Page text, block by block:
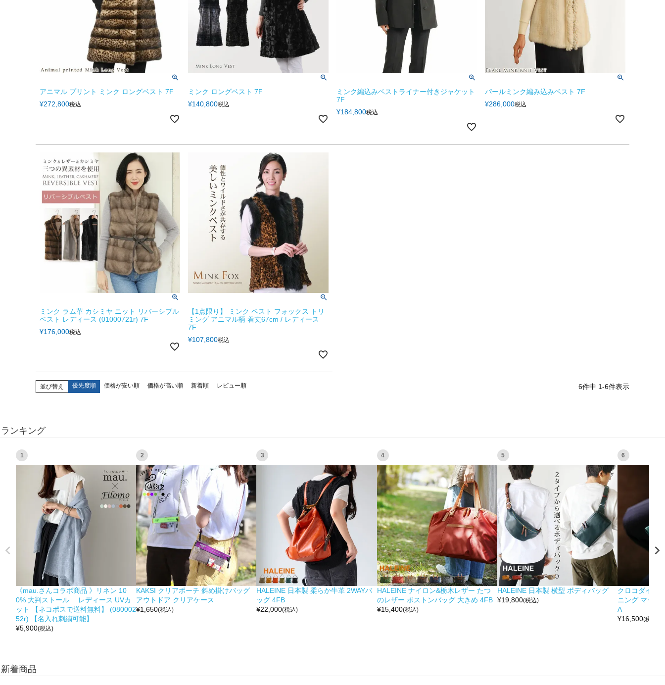
アニマル プリント ミンク ロングベスト 7F
¥272,800税込
ミンク ロングベスト 7F
¥140,800税込
ミンク編込みベストライナー付きジャケット
7F
¥184,800税込
パールミンク編み込みベスト 7F
¥286,000税込
ミンク ラム革 カシミヤ ニット リバーシブル
ベスト レディース (01000721r) 7F
¥176,000税込
【1点限り】 ミンク ベスト フォックス トリ
ミング アニマル柄 着丈67cm / レディース
7F
¥107,800税込
並び替え 優先度順 価格が安い順 価格が高い順 新着順 レビュー順 6件中 1-6件表示
ランキング
1
《mau.さんコラボ商品 》リネン 10
0% 大判ストール レディース UVカ
ット 【ネコポスで送料無料】 (080002
52r) 【名入れ刺繍可能】
¥5,900(税込)
2
KAKSI クリアポーチ 斜め掛けバッグ
アウトドア クリアケース
¥1,650(税込)
3
HALEINE 日本製 柔らか牛革 2WAYバ
ッグ 4FB
¥22,000(税込)
4
HALEINE ナイロン&栃木レザー たつ
のレザー ボストンバッグ 大きめ 4FB
¥15,400(税込)
5
HALEINE 日本製 横型 ボディバッグ
¥19,800(税込)
6
クロコダイル
ニング マット
A
¥16,500(税込)
新着商品